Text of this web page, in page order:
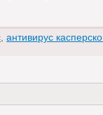
антивирус